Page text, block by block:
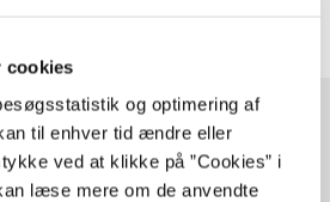
cookies
og optimering af
til enhver tid ændre eller
ved at klikke på ”Cookies” i
læse mere om de anvendte
emner